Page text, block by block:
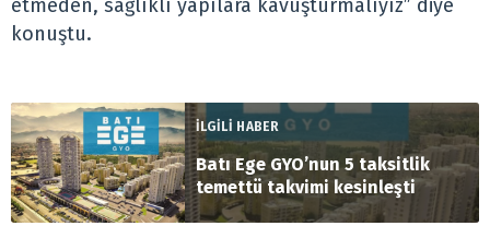
etmeden, sağlıklı yapılara kavuşturmalıyız” diye
konuştu.
İLGİLİ HABER
Batı Ege GYO’nun 5 taksitlik
temettü takvimi kesinleşti